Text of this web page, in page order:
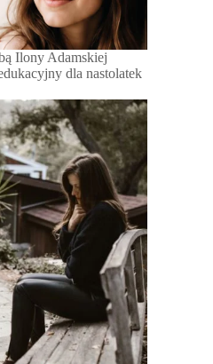
Ilony Adamskiej
dla nastolatek